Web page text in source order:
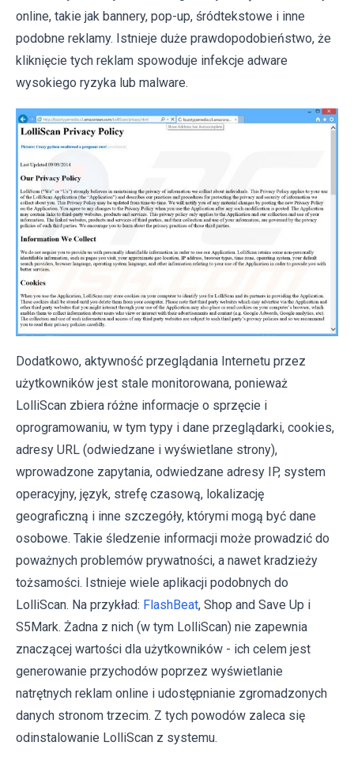
online, takie jak bannery, pop-up, śródtekstowe i inne
podobne reklamy. Istnieje duże prawdopodobieństwo, że
kliknięcie tych reklam spowoduje infekcje adware
wysokiego ryzyka lub malware.
Dodatkowo, aktywność przeglądania Internetu przez
użytkowników jest stale monitorowana, ponieważ
LolliScan zbiera różne informacje o sprzęcie i
oprogramowaniu, w tym typy i dane przeglądarki, cookies,
adresy URL (odwiedzane i wyświetlane strony),
wprowadzone zapytania, odwiedzane adresy IP, system
operacyjny, język, strefę czasową, lokalizację
geograficzną i inne szczegóły, którymi mogą być dane
osobowe. Takie śledzenie informacji może prowadzić do
poważnych problemów prywatności, a nawet kradzieży
tożsamości. Istnieje wiele aplikacji podobnych do
LolliScan. Na przykład: FlashBeat, Shop and Save Up i
S5Mark. Żadna z nich (w tym LolliScan) nie zapewnia
znaczącej wartości dla użytkowników - ich celem jest
generowanie przychodów poprzez wyświetlanie
natrętnych reklam online i udostępnianie zgromadzonych
danych stronom trzecim. Z tych powodów zaleca się
odinstalowanie LolliScan z systemu.